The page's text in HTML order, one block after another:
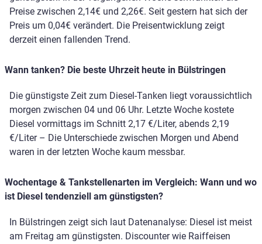
Preise zwischen 2,14€ und 2,26€. Seit gestern hat sich der
Preis um 0,04€ verändert. Die Preisentwicklung zeigt
derzeit einen fallenden Trend.
Wann tanken? Die beste Uhrzeit heute in Bülstringen
Die günstigste Zeit zum Diesel-Tanken liegt voraussichtlich
morgen zwischen 04 und 06 Uhr. Letzte Woche kostete
Diesel vormittags im Schnitt 2,17 €/Liter, abends 2,19
€/Liter – Die Unterschiede zwischen Morgen und Abend
waren in der letzten Woche kaum messbar.
Wochentage & Tankstellenarten im Vergleich: Wann und wo
ist Diesel tendenziell am günstigsten?
In Bülstringen zeigt sich laut Datenanalyse: Diesel ist meist
am Freitag am günstigsten. Discounter wie Raiffeisen